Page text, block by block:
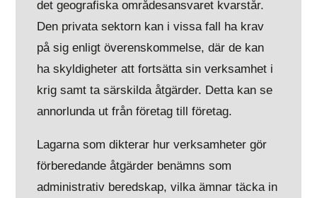
det geografiska områdesansvaret kvarstår.
Den privata sektorn kan i vissa fall ha krav
på sig enligt överenskommelse, där de kan
ha skyldigheter att fortsätta sin verksamhet i
krig samt ta särskilda åtgärder. Detta kan se
annorlunda ut från företag till företag.
Lagarna som dikterar hur verksamheter gör
förberedande åtgärder benämns som
administrativ beredskap, vilka ämnar täcka in